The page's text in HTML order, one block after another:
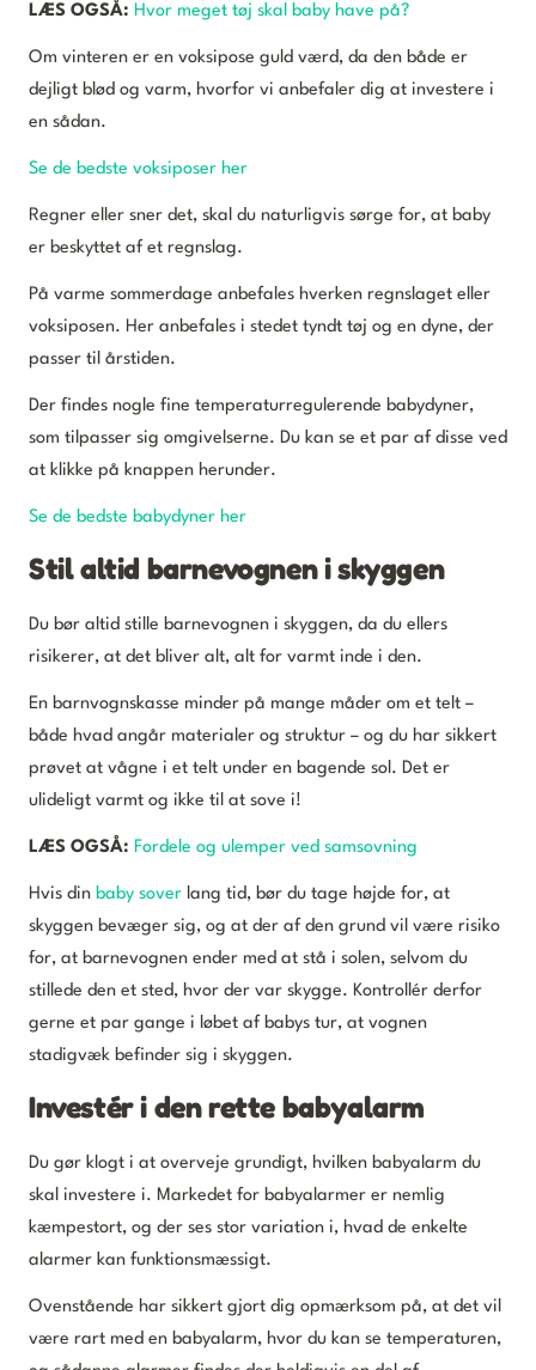
LÆS OGSÅ: Hvor meget tøj skal baby have på?
Om vinteren er en voksipose guld værd, da den både er
dejligt blød og varm, hvorfor vi anbefaler dig at investere i
en sådan.
Se de bedste voksiposer her
Regner eller sner det, skal du naturligvis sørge for, at baby
er beskyttet af et regnslag.
På varme sommerdage anbefales hverken regnslaget eller
voksiposen. Her anbefales i stedet tyndt tøj og en dyne, der
passer til årstiden.
Der findes nogle fine temperaturregulerende babydyner,
som tilpasser sig omgivelserne. Du kan se et par af disse ved
at klikke på knappen herunder.
Se de bedste babydyner her
Stil altid barnevognen i skyggen
Du bør altid stille barnevognen i skyggen, da du ellers
risikerer, at det bliver alt, alt for varmt inde i den.
En barnvognskasse minder på mange måder om et telt –
både hvad angår materialer og struktur – og du har sikkert
prøvet at vågne i et telt under en bagende sol. Det er
ulideligt varmt og ikke til at sove i!
LÆS OGSÅ: Fordele og ulemper ved samsovning
Hvis din baby sover lang tid, bør du tage højde for, at
skyggen bevæger sig, og at der af den grund vil være risiko
for, at barnevognen ender med at stå i solen, selvom du
stillede den et sted, hvor der var skygge. Kontrollér derfor
gerne et par gange i løbet af babys tur, at vognen
stadigvæk befinder sig i skyggen.
Investér i den rette babyalarm
Du gør klogt i at overveje grundigt, hvilken babyalarm du
skal investere i. Markedet for babyalarmer er nemlig
kæmpestort, og der ses stor variation i, hvad de enkelte
alarmer kan funktionsmæssigt.
Ovenstående har sikkert gjort dig opmærksom på, at det vil
være rart med en babyalarm, hvor du kan se temperaturen,